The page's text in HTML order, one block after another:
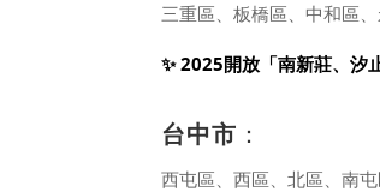
三重區、板橋區、中和區
✨ 2025開放「南新莊、汐
台中市 ：
西屯區、西區、北區、南